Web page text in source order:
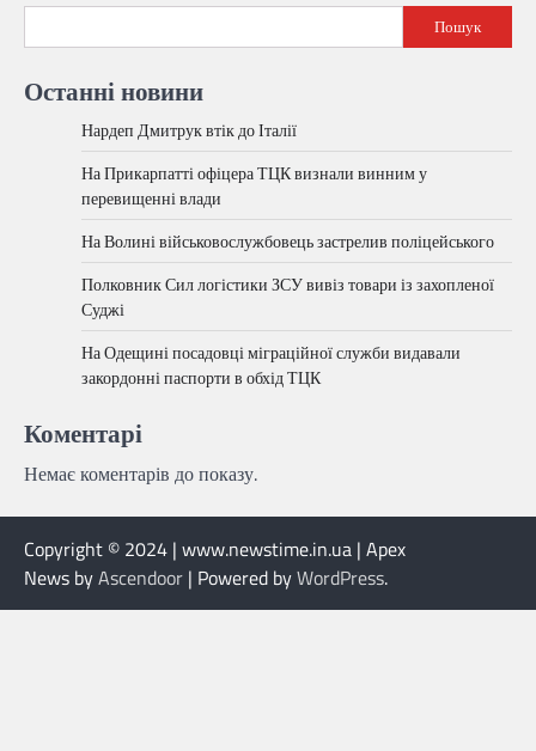
Пошук
Останні новини
Нардеп Дмитрук втік до Італії
На Прикарпатті офіцера ТЦК визнали винним у
перевищенні влади
На Волині військовослужбовець застрелив поліцейського
Полковник Сил логістики ЗСУ вивіз товари із захопленої
Суджі
На Одещині посадовці міграційної служби видавали
закордонні паспорти в обхід ТЦК
Коментарі
Немає коментарів до показу.
Copyright © 2024 | www.newstime.in.ua | Apex
News byAscendoor | Powered byWordPress.